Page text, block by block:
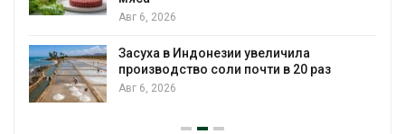
Авг 6, 2026
Засуха в Индонезии увеличила
производство соли почти в 20 раз
Авг 6, 2026